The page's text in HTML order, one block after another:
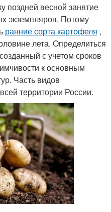
поздней весной занятие
экземпляров. Потому
ранние сорта картофеля ,
лета. Определиться
с учетом сроков
к основным
Часть видов
территории России.